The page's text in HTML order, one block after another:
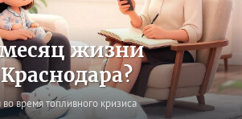
месяц жизни
время топливного кризиса